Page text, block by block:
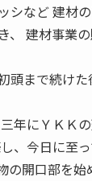
シなど 建材
、 建材事業
頭まで続け
年にＹＫＫ
、今日に至っ
開口部を始